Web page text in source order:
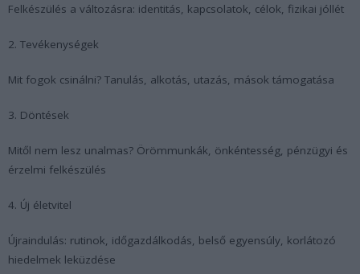
Felkészülés a változásra: identitás, kapcsolatok, célok, fizikai jóllét
2. Tevékenységek
Mit fogok csinálni? Tanulás, alkotás, utazás, mások támogatása
3. Döntések
Mitől nem lesz unalmas? Örömmunkák, önkéntesség, pénzügyi és
érzelmi felkészülés
4. Új életvitel
Újraindulás: rutinok, időgazdálkodás, belső egyensúly, korlátozó
hiedelmek leküzdése